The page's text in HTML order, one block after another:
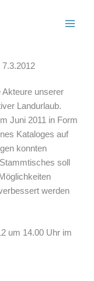
Akteure unserer
Landurlaub.
Juni 2011 in Form
Kataloges auf
konnten
soll
werden
um 14.00 Uhr im